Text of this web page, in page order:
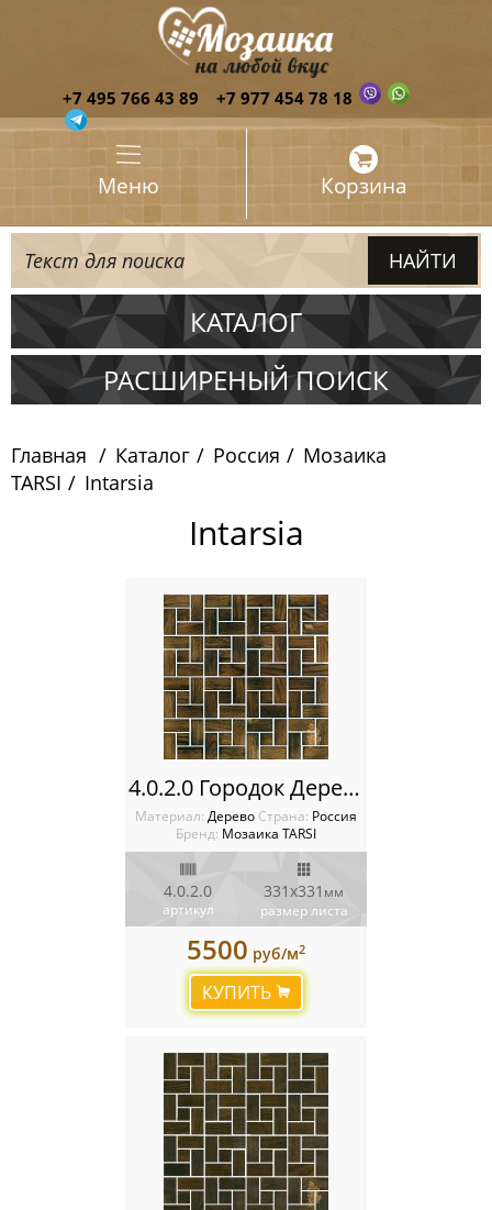
+7 495 766 43 89 +7 977 454 78 18
Меню Корзина
КАТАЛОГ
Испания
Китай
Intarsia
Мозаика VIVERE
Фрески CasaBella
РАСШИРЕНЫЙ ПОИСК
Главная Каталог Россия
Мозаика
TARSI
Intarsia
Intarsia
4.0.2.0 Городок Деревянная мозаика TARSI Intarsia
Материал: Дерево Cтрана: Россия
Бренд: Мозаика TARSI
4.0.2.0
артикул
331х331 мм
размер листа
5500 руб/м2
КУПИТЬ